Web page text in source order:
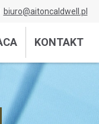
biuro@aitoncaldwell.pl
KONTAKT